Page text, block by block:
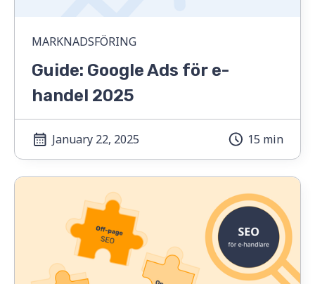
MARKNADSFÖRING
Guide: Google Ads för e-
handel 2025
January 22, 2025 15 min